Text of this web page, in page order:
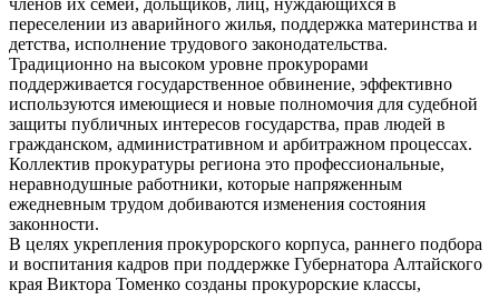
переселении из аварийного жилья, поддержка материнства и
детства, исполнение трудового законодательства.
Традиционно на высоком уровне прокурорами
поддерживается государственное обвинение, эффективно
используются имеющиеся и новые полномочия для судебной
защиты публичных интересов государства, прав людей в
гражданском, административном и арбитражном процессах.
Коллектив прокуратуры региона это профессиональные,
неравнодушные работники, которые напряженным
ежедневным трудом добиваются изменения состояния
законности.
В целях укрепления прокурорского корпуса, раннего подбора
и воспитания кадров при поддержке Губернатора Алтайского
края Виктора Томенко созданы прокурорские классы,